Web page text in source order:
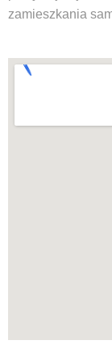
zamieszkania